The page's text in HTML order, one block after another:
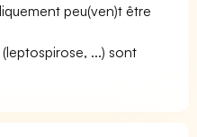
peu(ven)t être
...) sont